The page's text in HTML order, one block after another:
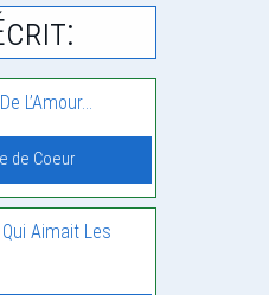
L’Amour…
de Coeur
Aimait Les